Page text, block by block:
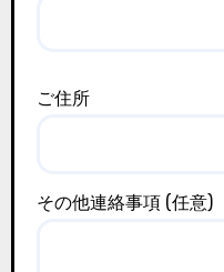
ご住所
その他連絡事項 (任意)